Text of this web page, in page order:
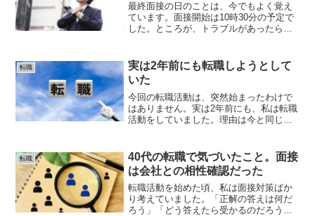
最終面接の日のことは、今でもよく覚え
ています。面接開始は10時30分の予定で
した。ところが、トラブルがあったらし
だけが大きくなっていきます。ここまで
来た。でも、もし落...
転職
実は2年前にも転職しようとして
いた
今回の転職活動は、突然始まったわけで
はありません。実は2年前にも、私は転職
活動をしていました。理由は今と同じで
製造業の安全管理や、病院向けのルート
営業などでした。もちろ...
転職
40代の転職で気づいたこと。面接
は会社との相性確認だった
転職活動を始めた頃、私は面接対策ばか
り考えていました。「正解の答えは何だ
ろう」「どう答えたら受かるのだろう」